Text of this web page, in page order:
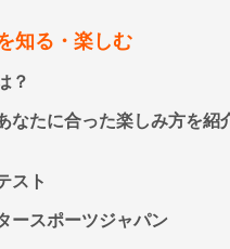
知る・楽しむ
？
なたに合った楽しみ方を紹
スト
ースポーツジャパン